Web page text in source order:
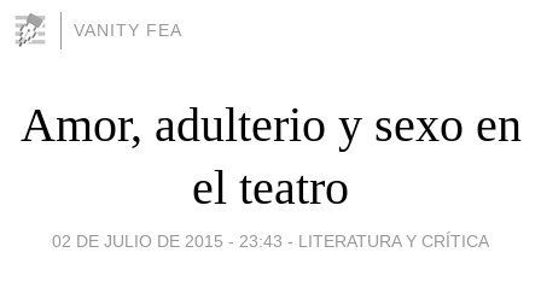
VANITY FEA
Amor, adulterio y sexo en
el teatro
02 DE JULIO DE 2015 - 23:43 - LITERATURA Y CRÍTICA